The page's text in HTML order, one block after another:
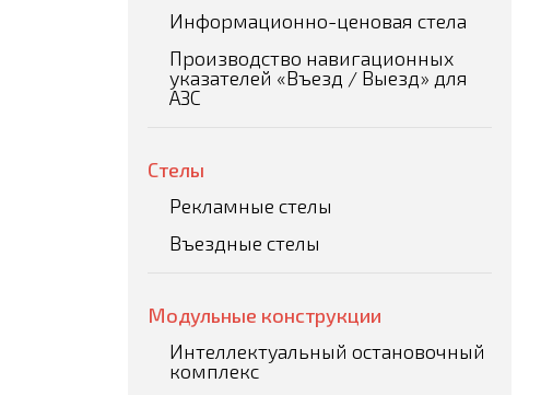
Информационно-ценовая стела
Производство навигационных
указателей «Въезд / Выезд» для
АЗС
Стелы
Рекламные стелы
Въездные стелы
Модульные конструкции
Интеллектуальный остановочный
комплекс